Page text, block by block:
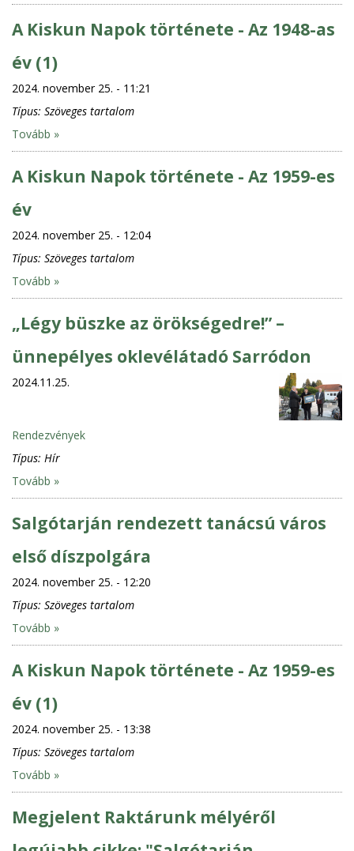
A Kiskun Napok története - Az 1948-as
év (1)
2024. november 25. - 11:21
Típus: Szöveges tartalom
Tovább »
A Kiskun Napok története - Az 1959-es
év
2024. november 25. - 12:04
Típus: Szöveges tartalom
Tovább »
„Légy büszke az örökségedre!” –
ünnepélyes oklevélátadó Sarródon
2024.11.25.
Rendezvények
Típus: Hír
Tovább »
Salgótarján rendezett tanácsú város
első díszpolgára
2024. november 25. - 12:20
Típus: Szöveges tartalom
Tovább »
A Kiskun Napok története - Az 1959-es
év (1)
2024. november 25. - 13:38
Típus: Szöveges tartalom
Tovább »
Megjelent Raktárunk mélyéről